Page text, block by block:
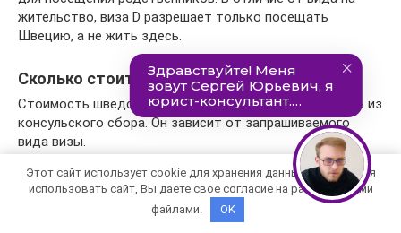
жительство, виза D разрешает только посещать
Швецию, а не жить здесь.
Сколько стоит виза в Швецию в 2022 году
Стоимость шведской визы состоит в первую очередь из
консульского сбора. Он зависит от запрашиваемого
вида визы.
Консульский сбор шведского посольства для россиян
составляет на 01.01.2018:
Этот сайт использует cookie для хранения данных. Продолжая
использовать сайт, Вы даете свое согласие на работу с этими
файлами.
OK